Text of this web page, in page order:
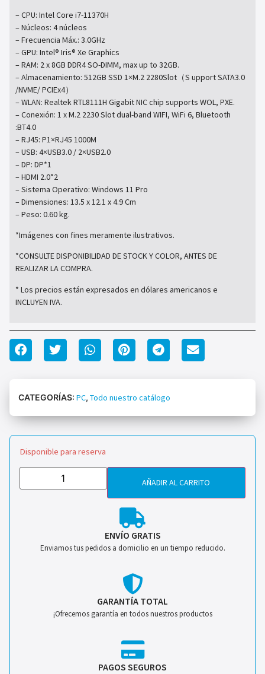
– CPU: Intel Core i7-11370H
– Núcleos: 4 núcleos
– Frecuencia Máx.: 3.0GHz
– GPU: Intel® Iris® Xe Graphics
– RAM: 2 x 8GB DDR4 SO-DIMM, max up to 32GB.
– Almacenamiento: 512GB SSD 1×M.2 2280Slot（S upport SATA3.0
/NVME/ PCIEx4）
– WLAN: Realtek RTL8111H Gigabit NIC chip supports WOL, PXE.
– Conexión: 1 x M.2 2230 Slot dual-band WIFI, WiFi 6, Bluetooth
:BT4.0
– RJ45: P1×RJ45 1000M
– USB: 4×USB3.0 / 2×USB2.0
– DP: DP*1
– HDMI 2.0*2
– Sistema Operativo: Windows 11 Pro
– Dimensiones: 13.5 x 12.1 x 4.9 Cm
– Peso: 0.60 kg.
*Imágenes con fines meramente ilustrativos.
*CONSULTE DISPONIBILIDAD DE STOCK Y COLOR, ANTES DE
REALIZAR LA COMPRA.
* Los precios están expresados en dólares americanos e
INCLUYEN IVA.
CATEGORÍAS: PC, Todo nuestro catálogo
Disponible para reserva
AÑADIR AL CARRITO
ENVÍO GRATIS
Enviamos tus pedidos a domicilio en un tiempo reducido.
GARANTÍA TOTAL
¡Ofrecemos garantía en todos nuestros productos
PAGOS SEGUROS